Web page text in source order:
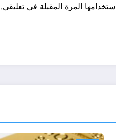
المرة المقبلة في تعليقي.